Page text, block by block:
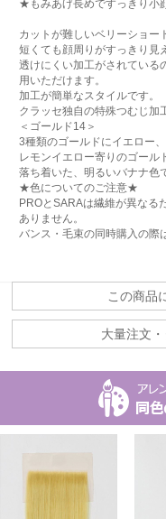
★もみあげ長めですっきり小
カットが難しいベリーショー
短くても顔周りがすっきり見
透けにくい加工がされている
用いただけます。
加工が簡単なスタイルです。
クラッセ独自の特殊つむじ加
＜ゴールド14＞
3種類のゴールドにイエロー
レモンイエロー寄りのゴール
落ち着いた、明るいバナナ色
★色についてのご注意★
PROとSARAは繊維が異なる
ありません。
バンス・毛束の同時購入の際
この商品
大量注文